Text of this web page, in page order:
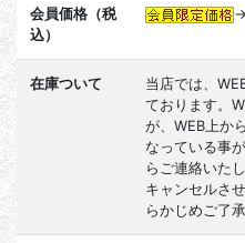
会員価格（税
込）
→
在庫ついて
当店では、
ております。
が、WEB上か
なっている事
らご連絡いた
キャンセルさ
らかじめご了